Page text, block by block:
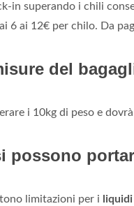
in superando i chili
6 ai 12€ per chilo. Da
del
i 10kg di peso e
possono
limitazioni per i liquidi